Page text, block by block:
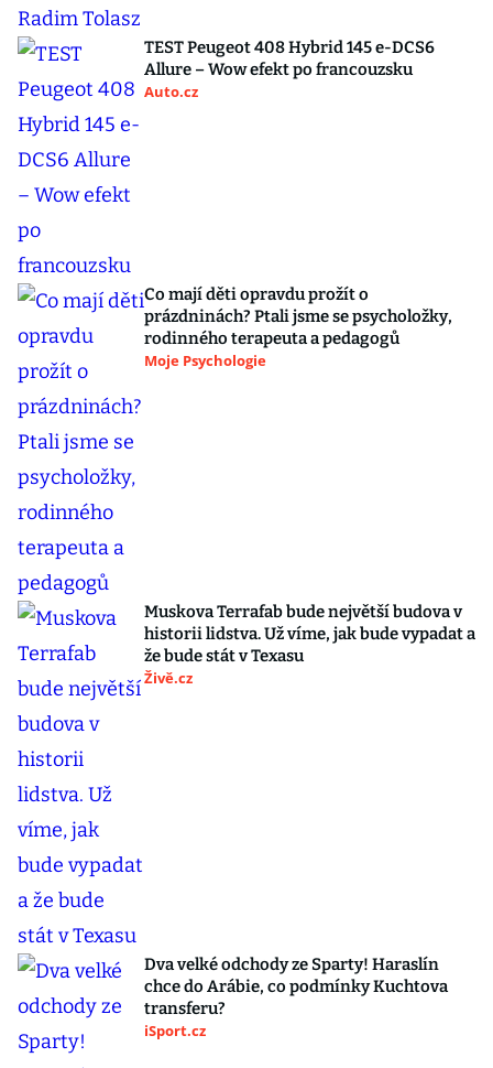
TEST Peugeot 408 Hybrid 145 e-DCS6
Allure – Wow efekt po francouzsku
Auto.cz
Co mají děti opravdu prožít o
prázdninách? Ptali jsme se psycholožky,
rodinného terapeuta a pedagogů
Moje Psychologie
Muskova Terrafab bude největší budova v
historii lidstva. Už víme, jak bude vypadat a
že bude stát v Texasu
Živě.cz
Dva velké odchody ze Sparty! Haraslín
chce do Arábie, co podmínky Kuchtova
transferu?
iSport.cz